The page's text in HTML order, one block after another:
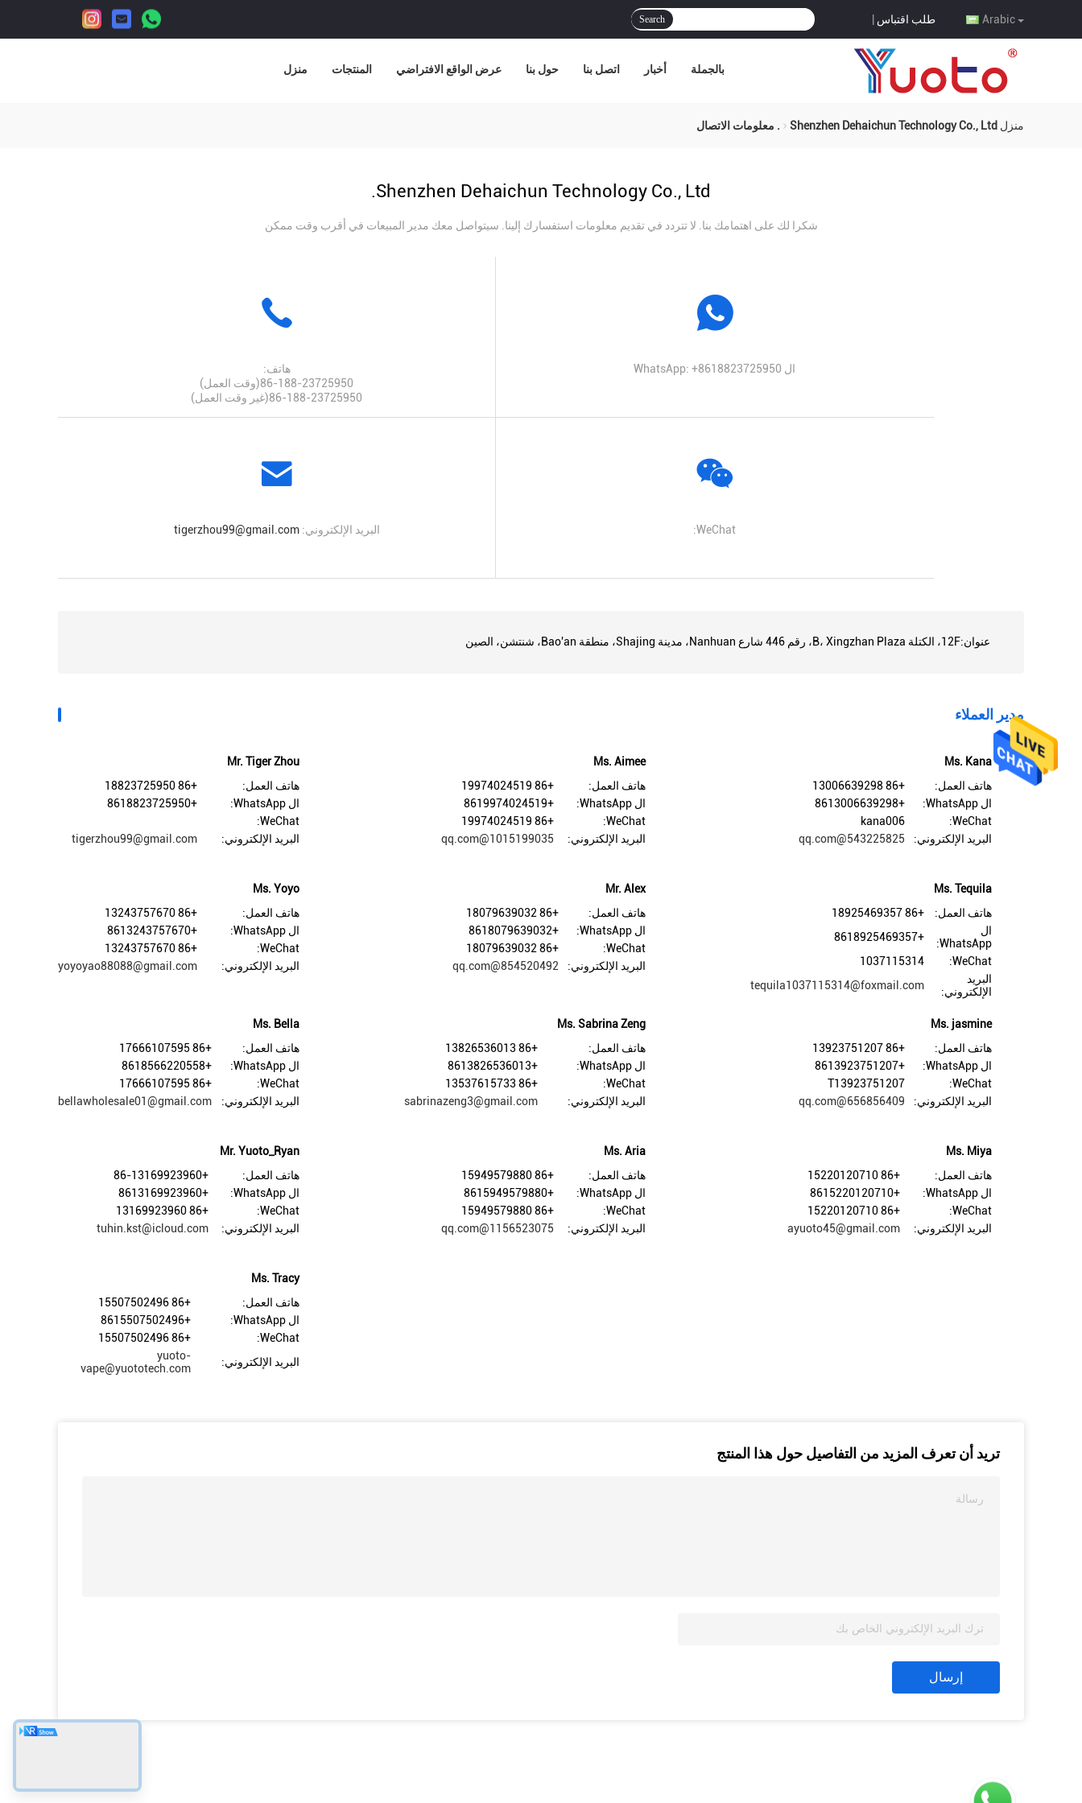
Arabic طلب اقتباس Search
منزل المنتجات عرض الواقع الافتراضي حول بنا اتصل بنا أخبار بالجملة
منزل Shenzhen Dehaichun Technology Co., Ltd. معلومات الاتصال
Shenzhen Dehaichun Technology Co., Ltd.
شكرا لك على اهتمامك بنا. لا تتردد في تقديم معلومات استفسارك إلينا. سيتواصل معك مدير المبيعات في أقرب وقت ممكن
هاتف:
86-188-23725950(وقت العمل)
86-188-23725950(غير وقت العمل)
ال WhatsApp: +8618823725950
البريد الإلكتروني:tigerzhou99@gmail.com WeChat:
عنوان:12F، الكتلة B، Xingzhan Plaza، رقم 446 شارع Nanhuan، مدينة Shajing، منطقة Bao'an، شنتشن، الصين
مدير العملاء
Mr. Tiger Zhou
هاتف العمل:
+86 18823725950
ال WhatsApp:
+8618823725950
WeChat:
البريد الإلكتروني:
tigerzhou99@gmail.com
Ms. Aimee
هاتف العمل:
+86 19974024519
ال WhatsApp:
+8619974024519
WeChat:
+86 19974024519
البريد الإلكتروني:
1015199035@qq.com
Ms. Kana
هاتف العمل:
+86 13006639298
ال WhatsApp:
+8613006639298
WeChat:
kana006
البريد الإلكتروني:
543225825@qq.com
Ms. Yoyo
هاتف العمل:
+86 13243757670
ال WhatsApp:
+8613243757670
WeChat:
+86 13243757670
البريد الإلكتروني:
yoyoyao88088@gmail.com
Mr. Alex
هاتف العمل:
+86 18079639032
ال WhatsApp:
+8618079639032
WeChat:
+86 18079639032
البريد الإلكتروني:
854520492@qq.com
Ms. Tequila
هاتف العمل:
+86 18925469357
ال
WhatsApp:
+8618925469357
WeChat:
1037115314
البريد
الإلكتروني:
tequila1037115314@foxmail.com
Ms. Bella
هاتف العمل:
+86 17666107595
ال WhatsApp:
+8618566220558
WeChat:
+86 17666107595
البريد الإلكتروني:
bellawholesale01@gmail.com
Ms. Sabrina Zeng
هاتف العمل:
+86 13826536013
ال WhatsApp:
+8613826536013
WeChat:
+86 13537615733
البريد الإلكتروني:
sabrinazeng3@gmail.com
Ms. jasmine
هاتف العمل:
+86 13923751207
ال WhatsApp:
+8613923751207
WeChat:
T13923751207
البريد الإلكتروني:
656856409@qq.com
Mr. Yuoto_Ryan
هاتف العمل:
+86-13169923960
ال WhatsApp:
+8613169923960
WeChat:
+86 13169923960
البريد الإلكتروني:
tuhin.kst@icloud.com
Ms. Aria
هاتف العمل:
+86 15949579880
ال WhatsApp:
+8615949579880
WeChat:
+86 15949579880
البريد الإلكتروني:
1156523075@qq.com
Ms. Miya
هاتف العمل:
+86 15220120710
ال WhatsApp:
+8615220120710
WeChat:
+86 15220120710
البريد الإلكتروني:
ayuoto45@gmail.com
Ms. Tracy
هاتف العمل:
+86 15507502496
ال WhatsApp:
+8615507502496
WeChat:
+86 15507502496
البريد الإلكتروني:
yuoto-
vape@yuototech.com
تريد أن تعرف المزيد من التفاصيل حول هذا المنتج
إرسال